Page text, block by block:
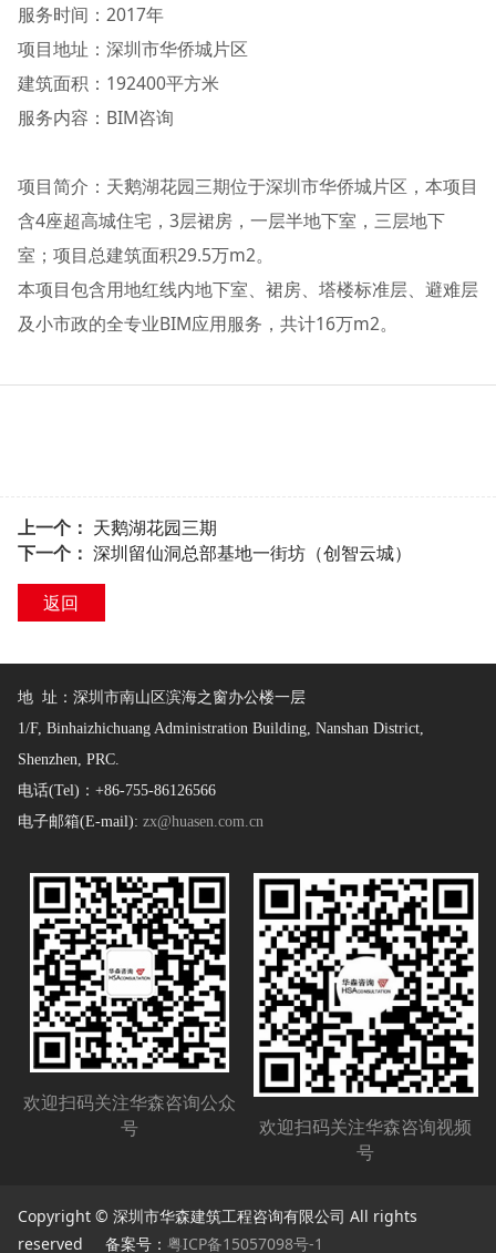
服务时间：2017年
项目地址：深圳市华侨城片区
建筑面积：192400平方米
服务内容：BIM咨询
项目简介：天鹅湖花园三期位于深圳市华侨城片区，本项目
含4座超高城住宅，3层裙房，一层半地下室，三层地下
室；项目总建筑面积29.5万m2。
本项目包含用地红线内地下室、裙房、塔楼标准层、避难层
及小市政的全专业BIM应用服务，共计16万m2。
上一个： 天鹅湖花园三期
下一个： 深圳留仙洞总部基地一街坊（创智云城）
返回
地 址：深圳市南山区滨海之窗办公楼一层
1/F, Binhaizhichuang Administration Building, Nanshan District,
Shenzhen, PRC.
电话(Tel)：+86-755-86126566
电子邮箱(E-mail): zx@huasen.com.cn
欢迎扫码关注华森咨询公众
号
欢迎扫码关注华森咨询视频
号
Copyright © 深圳市华森建筑工程咨询有限公司 All rights
reserved 备案号： 粤ICP备15057098号-1